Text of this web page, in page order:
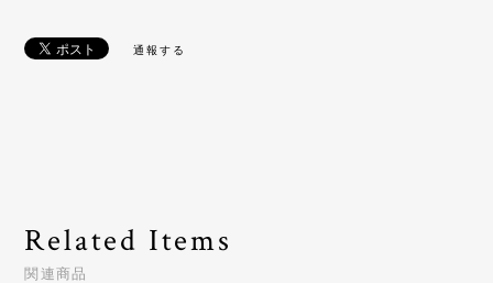
通報する
Related Items
関連商品